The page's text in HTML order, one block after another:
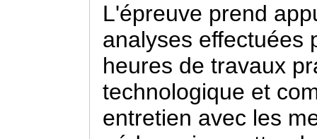
L'épreuve prend
analyses effectuées
heures de travaux
technologique et
entretien avec les